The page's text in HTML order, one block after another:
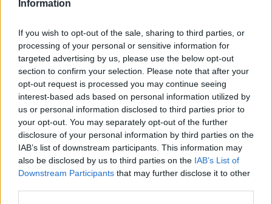
Information
If you wish to opt-out of the sale, sharing to third parties, or
processing of your personal or sensitive information for
targeted advertising by us, please use the below opt-out
section to confirm your selection. Please note that after your
opt-out request is processed you may continue seeing
interest-based ads based on personal information utilized by
us or personal information disclosed to third parties prior to
your opt-out. You may separately opt-out of the further
disclosure of your personal information by third parties on the
IAB’s list of downstream participants. This information may
also be disclosed by us to third parties on the IAB’s List of
Downstream Participants that may further disclose it to other
fratturata. Anche
infortunio che si è registrato nei test di Sepang
Ecco tutti i dettagli sulle sue condizioni di salute.
Di Giannantonio costretto
all’operazione: è in dubbio
per la prima gara di MotoGP
Il pilota di Roma si è separato dal team Gresini, ma è
comunque rimasta nell’orbita Ducati firmando un